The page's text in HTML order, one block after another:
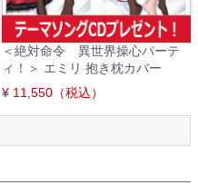
＜絶対命令 異世界操心パーテ
ィ！＞ エミリ 抱き枕カバー
¥ 11,550（税込）